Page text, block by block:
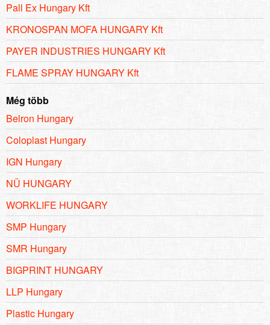
Pall Ex Hungary Kft
KRONOSPAN MOFA HUNGARY Kft
PAYER INDUSTRIES HUNGARY Kft
FLAME SPRAY HUNGARY Kft
Még több
Belron Hungary
Coloplast Hungary
IGN Hungary
NÜ HUNGARY
WORKLIFE HUNGARY
SMP Hungary
SMR Hungary
BIGPRINT HUNGARY
LLP Hungary
Plastic Hungary